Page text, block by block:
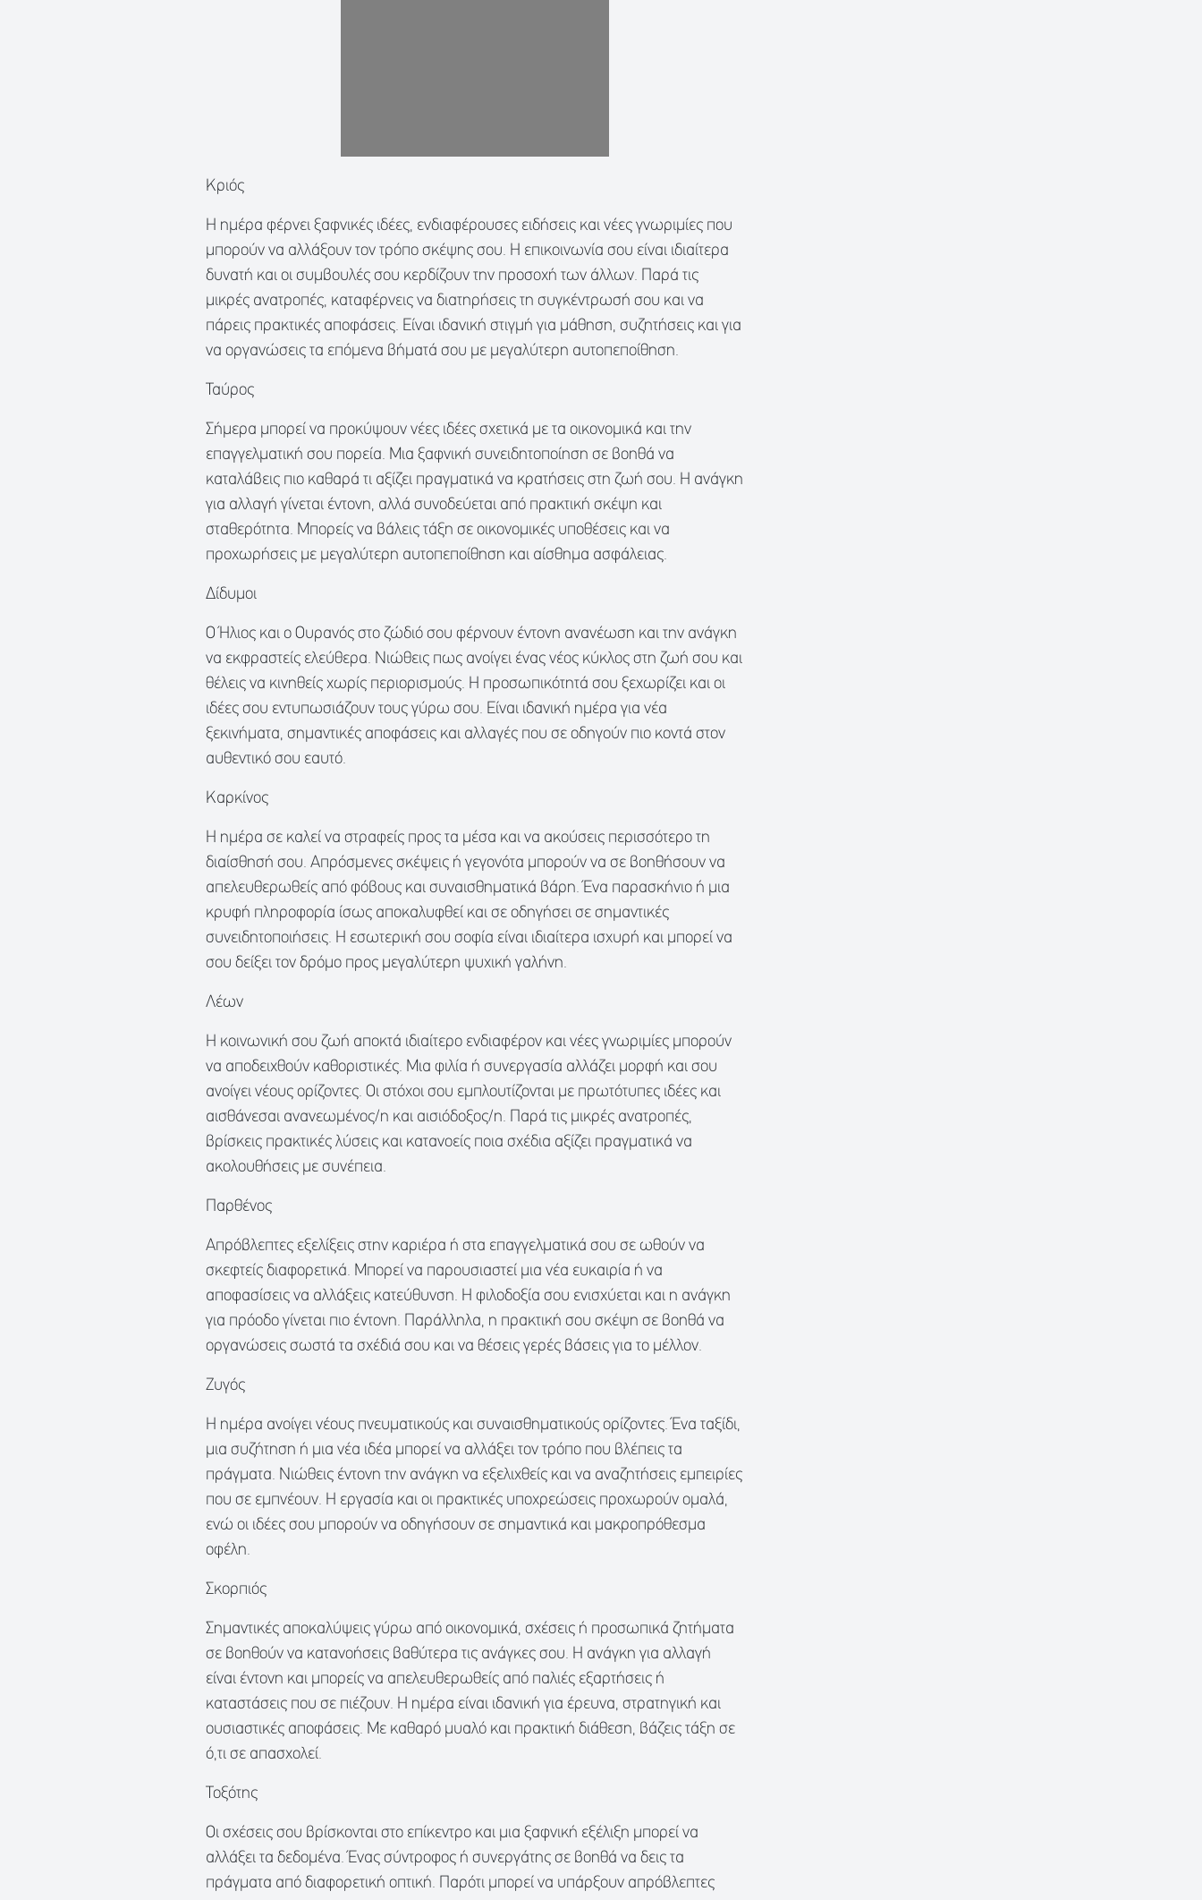
Κριός
Η ημέρα φέρνει ξαφνικές ιδέες, ενδιαφέρουσες ειδήσεις και νέες γνωριμίες που
μπορούν να αλλάξουν τον τρόπο σκέψης σου. Η επικοινωνία σου είναι ιδιαίτερα
δυνατή και οι συμβουλές σου κερδίζουν την προσοχή των άλλων. Παρά τις
μικρές ανατροπές, καταφέρνεις να διατηρήσεις τη συγκέντρωσή σου και να
πάρεις πρακτικές αποφάσεις. Είναι ιδανική στιγμή για μάθηση, συζητήσεις και για
να οργανώσεις τα επόμενα βήματά σου με μεγαλύτερη αυτοπεποίθηση.
Ταύρος
Σήμερα μπορεί να προκύψουν νέες ιδέες σχετικά με τα οικονομικά και την
επαγγελματική σου πορεία. Μια ξαφνική συνειδητοποίηση σε βοηθά να
καταλάβεις πιο καθαρά τι αξίζει πραγματικά να κρατήσεις στη ζωή σου. Η ανάγκη
για αλλαγή γίνεται έντονη, αλλά συνοδεύεται από πρακτική σκέψη και
σταθερότητα. Μπορείς να βάλεις τάξη σε οικονομικές υποθέσεις και να
προχωρήσεις με μεγαλύτερη αυτοπεποίθηση και αίσθημα ασφάλειας.
Δίδυμοι
Ο Ήλιος και ο Ουρανός στο ζώδιό σου φέρνουν έντονη ανανέωση και την ανάγκη
να εκφραστείς ελεύθερα. Νιώθεις πως ανοίγει ένας νέος κύκλος στη ζωή σου και
θέλεις να κινηθείς χωρίς περιορισμούς. Η προσωπικότητά σου ξεχωρίζει και οι
ιδέες σου εντυπωσιάζουν τους γύρω σου. Είναι ιδανική ημέρα για νέα
ξεκινήματα, σημαντικές αποφάσεις και αλλαγές που σε οδηγούν πιο κοντά στον
αυθεντικό σου εαυτό.
Καρκίνος
Η ημέρα σε καλεί να στραφείς προς τα μέσα και να ακούσεις περισσότερο τη
διαίσθησή σου. Απρόσμενες σκέψεις ή γεγονότα μπορούν να σε βοηθήσουν να
απελευθερωθείς από φόβους και συναισθηματικά βάρη. Ένα παρασκήνιο ή μια
κρυφή πληροφορία ίσως αποκαλυφθεί και σε οδηγήσει σε σημαντικές
συνειδητοποιήσεις. Η εσωτερική σου σοφία είναι ιδιαίτερα ισχυρή και μπορεί να
σου δείξει τον δρόμο προς μεγαλύτερη ψυχική γαλήνη.
Λέων
Η κοινωνική σου ζωή αποκτά ιδιαίτερο ενδιαφέρον και νέες γνωριμίες μπορούν
να αποδειχθούν καθοριστικές. Μια φιλία ή συνεργασία αλλάζει μορφή και σου
ανοίγει νέους ορίζοντες. Οι στόχοι σου εμπλουτίζονται με πρωτότυπες ιδέες και
αισθάνεσαι ανανεωμένος/η και αισιόδοξος/η. Παρά τις μικρές ανατροπές,
βρίσκεις πρακτικές λύσεις και κατανοείς ποια σχέδια αξίζει πραγματικά να
ακολουθήσεις με συνέπεια.
Παρθένος
Απρόβλεπτες εξελίξεις στην καριέρα ή στα επαγγελματικά σου σε ωθούν να
σκεφτείς διαφορετικά. Μπορεί να παρουσιαστεί μια νέα ευκαιρία ή να
αποφασίσεις να αλλάξεις κατεύθυνση. Η φιλοδοξία σου ενισχύεται και η ανάγκη
για πρόοδο γίνεται πιο έντονη. Παράλληλα, η πρακτική σου σκέψη σε βοηθά να
οργανώσεις σωστά τα σχέδιά σου και να θέσεις γερές βάσεις για το μέλλον.
Ζυγός
Η ημέρα ανοίγει νέους πνευματικούς και συναισθηματικούς ορίζοντες. Ένα ταξίδι,
μια συζήτηση ή μια νέα ιδέα μπορεί να αλλάξει τον τρόπο που βλέπεις τα
πράγματα. Νιώθεις έντονη την ανάγκη να εξελιχθείς και να αναζητήσεις εμπειρίες
που σε εμπνέουν. Η εργασία και οι πρακτικές υποχρεώσεις προχωρούν ομαλά,
ενώ οι ιδέες σου μπορούν να οδηγήσουν σε σημαντικά και μακροπρόθεσμα
οφέλη.
Σκορπιός
Σημαντικές αποκαλύψεις γύρω από οικονομικά, σχέσεις ή προσωπικά ζητήματα
σε βοηθούν να κατανοήσεις βαθύτερα τις ανάγκες σου. Η ανάγκη για αλλαγή
είναι έντονη και μπορείς να απελευθερωθείς από παλιές εξαρτήσεις ή
καταστάσεις που σε πιέζουν. Η ημέρα είναι ιδανική για έρευνα, στρατηγική και
ουσιαστικές αποφάσεις. Με καθαρό μυαλό και πρακτική διάθεση, βάζεις τάξη σε
ό,τι σε απασχολεί.
Τοξότης
Οι σχέσεις σου βρίσκονται στο επίκεντρο και μια ξαφνική εξέλιξη μπορεί να
αλλάξει τα δεδομένα. Ένας σύντροφος ή συνεργάτης σε βοηθά να δεις τα
πράγματα από διαφορετική οπτική. Παρότι μπορεί να υπάρξουν απρόβλεπτες